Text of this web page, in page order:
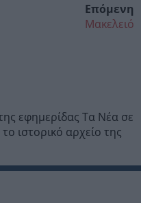
Επόμενη
Μακελειό
εφημερίδας Τα Νέα σε
ιστορικό αρχείο της